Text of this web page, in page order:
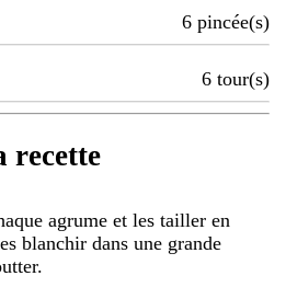
6 pincée(s)
6 tour(s)
recette
agrume et les tailler en
blanchir dans une grande